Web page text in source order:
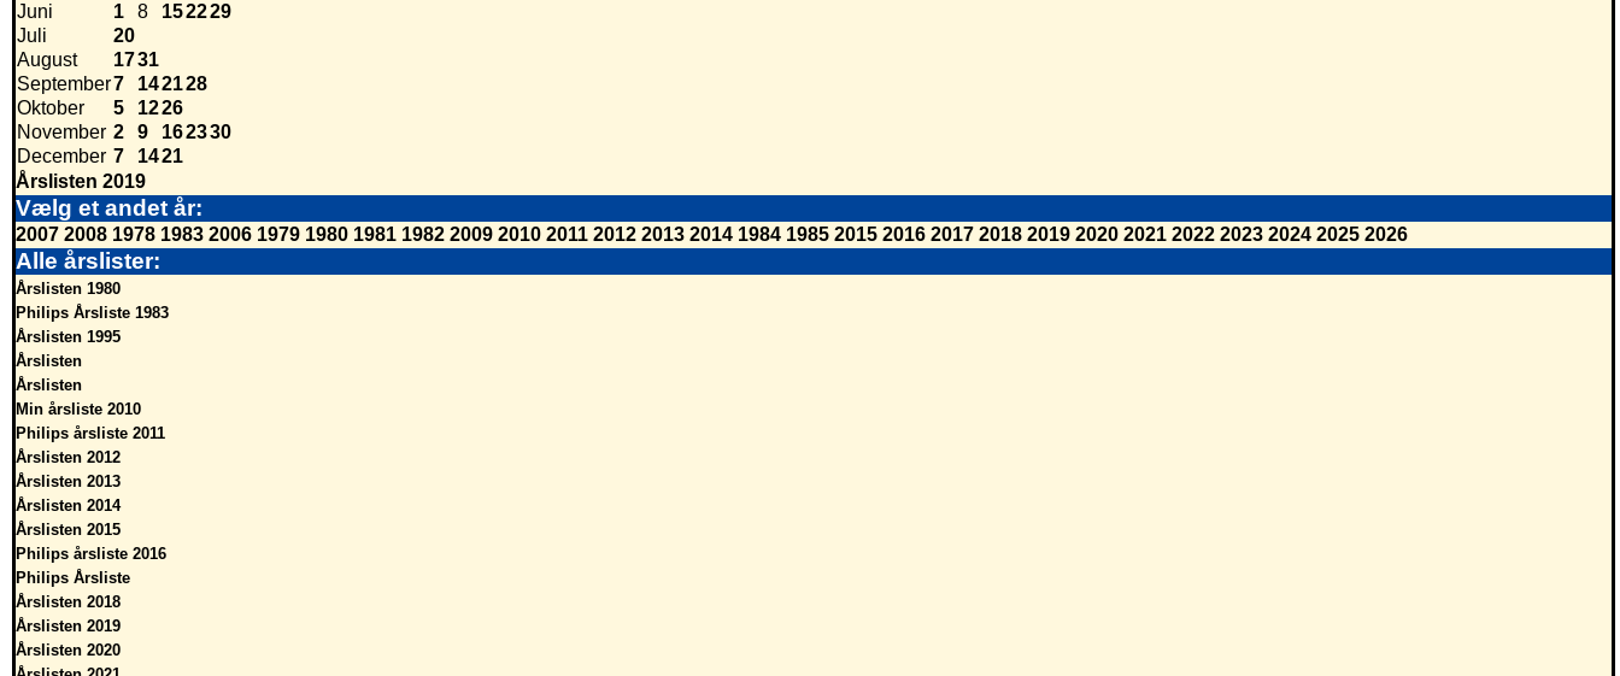
Juni
1 8 152229
Juli
20
August
1731
September7 142128
Oktober
5 1226
November 2 9 162330
December 7 1421
Årslisten 2019
Vælg et andet år:
2007 2008 1978 1983 2006 1979 1980 1981 1982 2009 2010 2011 2012 2013 2014 1984 1985 2015 2016 2017 2018 2019 2020 2021 2022 2023 2024 2025 2026
Alle årslister:
Årslisten 1980
Philips Årsliste 1983
Årslisten 1995
Årslisten
Årslisten
Min årsliste 2010
Philips årsliste 2011
Årslisten 2012
Årslisten 2013
Årslisten 2014
Årslisten 2015
Philips årsliste 2016
Philips Årsliste
Årslisten 2018
Årslisten 2019
Årslisten 2020